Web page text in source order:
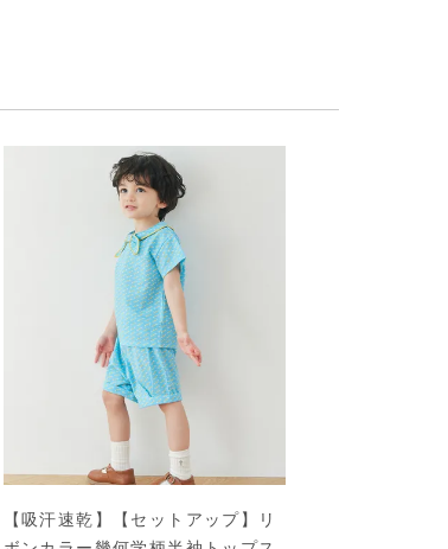
【吸汗速乾】【セットアップ】リ